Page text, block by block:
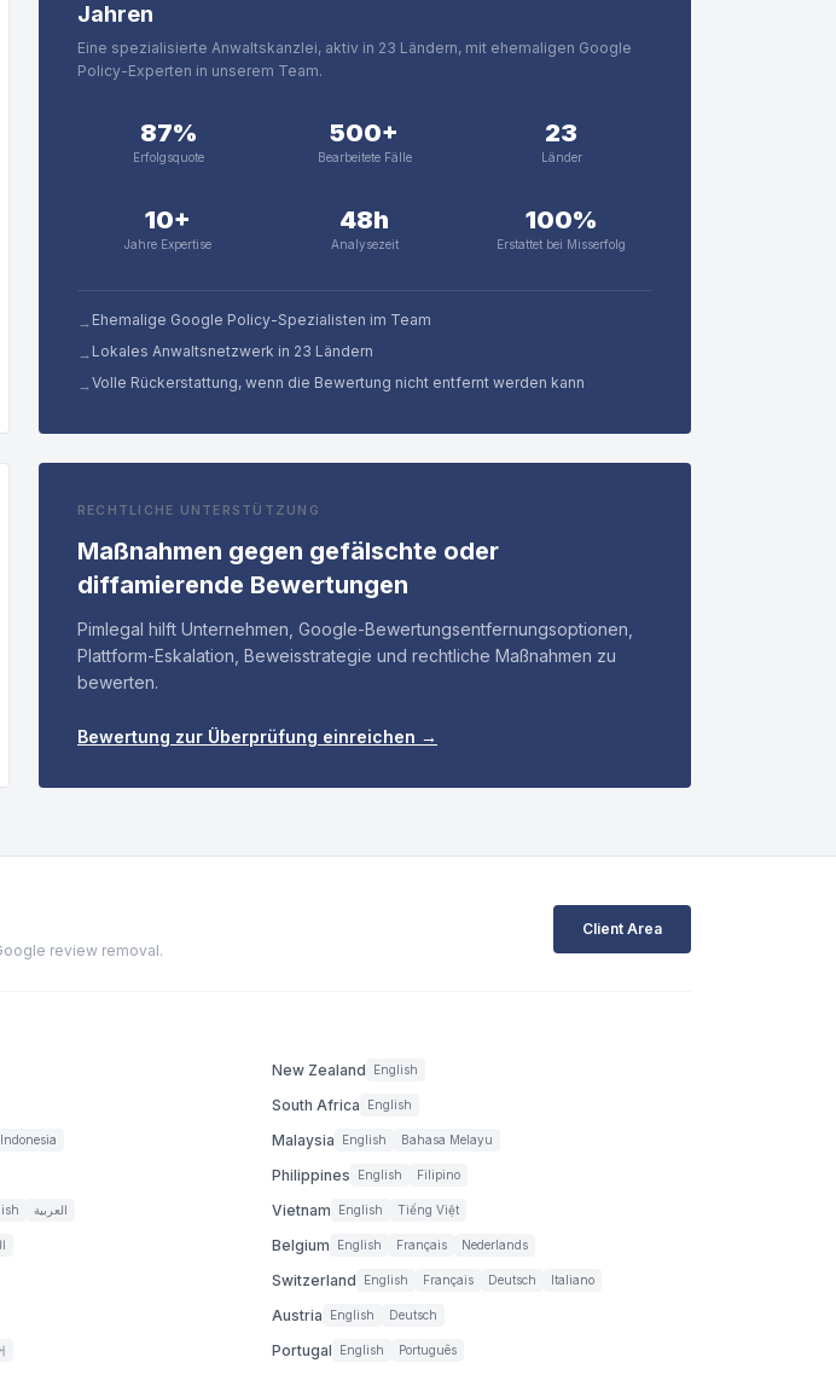
Jahren
Eine spezialisierte Anwaltskanzlei, aktiv in 23 Ländern, mit ehemaligen Google
Policy-Experten in unserem Team.
87%
Erfolgsquote
500+
Bearbeitete Fälle
23
Länder
10+
Jahre Expertise
48h
Analysezeit
100%
Erstattet bei Misserfolg
→ Ehemalige Google Policy-Spezialisten im Team
→ Lokales Anwaltsnetzwerk in 23 Ländern
→Volle Rückerstattung, wenn die Bewertung nicht entfernt werden kann
RECHTLICHE UNTERSTÜTZUNG
Maßnahmen gegen gefälschte oder
diffamierende Bewertungen
Pimlegal hilft Unternehmen, Google-Bewertungsentfernungsoptionen,
Plattform-Eskalation, Beweisstrategie und rechtliche Maßnahmen zu
bewerten.
Bewertung zur Überprüfung einreichen →
review removal.
Client Area
العربية
New Zealand English
South Africa English
Malaysia English Bahasa Melayu
Philippines English Filipino
Vietnam English Tiếng Việt
Belgium English Français Nederlands
Switzerland English Français Deutsch Italiano
Austria English Deutsch
Portugal English Português